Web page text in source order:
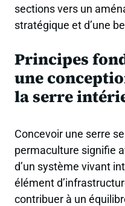
sections vers un
stratégique et d’une
Principes
une
la serre
Concevoir une serre
permaculture signifie
d’un système vivant
élément
contribuer à un